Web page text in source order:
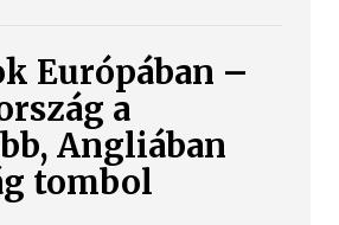
Európában –
a
Angliában
tombol